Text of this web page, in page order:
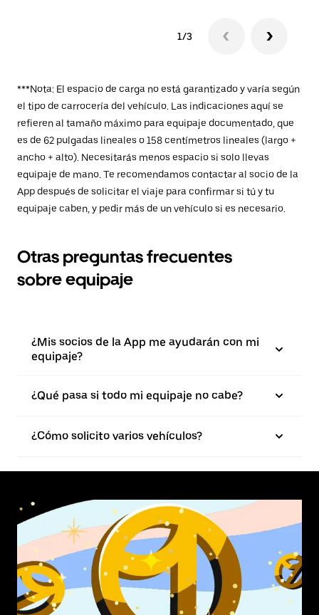
1/3
***Nota: El espacio de carga no está garantizado y varía según
el tipo de carrocería del vehículo. Las indicaciones aquí se
refieren al tamaño máximo para equipaje documentado, que
es de 62 pulgadas lineales o 158 centímetros lineales (largo +
ancho + alto). Necesitarás menos espacio si solo llevas
equipaje de mano. Te recomendamos contactar al socio de la
App después de solicitar el viaje para confirmar si tú y tu
equipaje caben, y pedir más de un vehículo si es necesario.
Otras preguntas frecuentes
sobre equipaje
¿Mis socios de la App me ayudarán con mi
equipaje?
¿Qué pasa si todo mi equipaje no cabe?
¿Cómo solicito varios vehículos?